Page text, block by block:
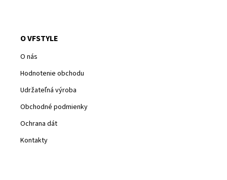
O VFSTYLE
O nás
Hodnotenie obchodu
Udržateľná výroba
Obchodné podmienky
Ochrana dát
Kontakty